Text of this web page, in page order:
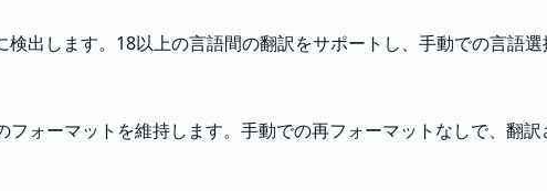
出します。18以上の言語間の翻訳をサポートし、手動での言語選
ォーマットを維持します。手動での再フォーマットなしで、翻